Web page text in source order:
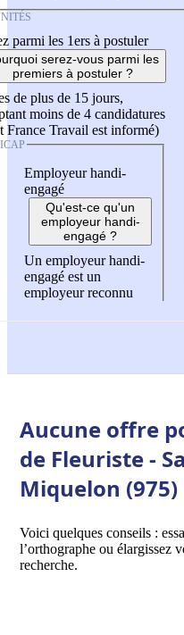
parmi les 1ers à postuler
serez-vous parmi les
premiers à postuler ?
de plus de 15 jours,
moins de 4 candidatures
France Travail est informé)
Employeur handi-
engagé
Qu'est-ce qu'un
employeur handi-
engagé ?
Un employeur handi-
engagé est un
employeur reconnu
Aucune offre
de Fleuriste -
Miquelon (975)
Voici quelques conseils :
l’orthographe ou élargissez
recherche.